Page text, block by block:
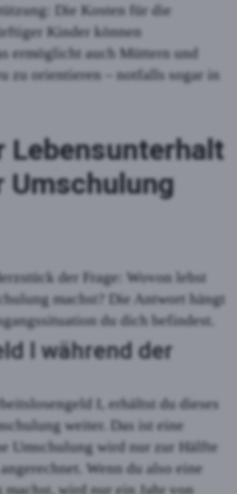
Die Kosten für die
Kinder können
ermöglicht auch Müttern und
zu orientieren – notfalls sogar in
Lebensunterhalt
Umschulung
der Frage: Wovon lebst
machst? Die Antwort hängt
du dich befindest.
I während der
I, erhältst du dieses
weiter. Das ist eine
Umschulung wird nur zur Hälfte
Wenn du also eine
wird nur ein Jahr von